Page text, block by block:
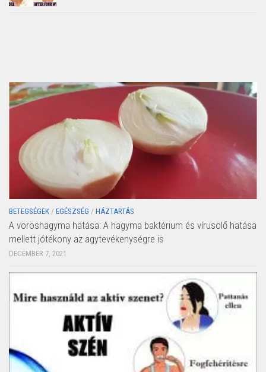
BETEGSÉGEK / EGÉSZSÉG / HÁZTARTÁS
A vöröshagyma hatása: A hagyma baktérium és vírusölő hatása
mellett jótékony az agytevékenységre is
DECEMBER 7, 2021